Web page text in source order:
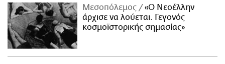
Μεσοπόλεμος
«Ο Νεοέλλην
άρχισε να λούεται. Γεγονός
κοσμοϊστορικής σημασίας»